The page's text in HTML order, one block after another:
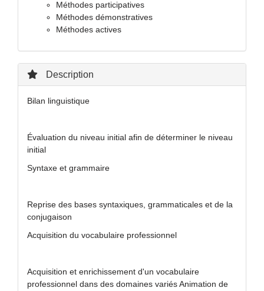
Méthodes participatives
Méthodes démonstratives
Méthodes actives
Description
Bilan linguistique
Évaluation du niveau initial afin de déterminer le niveau
initial
Syntaxe et grammaire
Reprise des bases syntaxiques, grammaticales et de la
conjugaison
Acquisition du vocabulaire professionnel
Acquisition et enrichissement d'un vocabulaire
professionnel dans des domaines variés Animation de